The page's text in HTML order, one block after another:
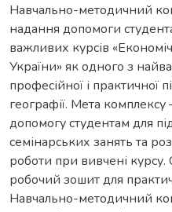
Навчально-методичний
надання допомоги
важливих курсів
України» як одного з
професійної і практичної
географії. Мета
допомогу студентам для
семінарських занять та
роботи при вивчені
робочий зошит для
Навчально-методичний